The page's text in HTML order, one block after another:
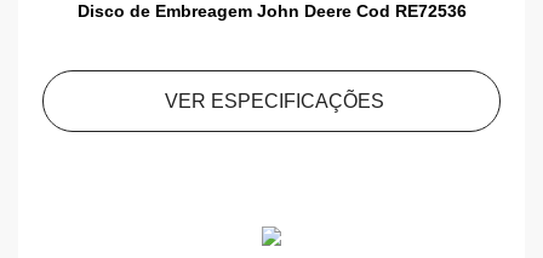
Disco de Embreagem John Deere Cod RE72536
VER ESPECIFICAÇÕES